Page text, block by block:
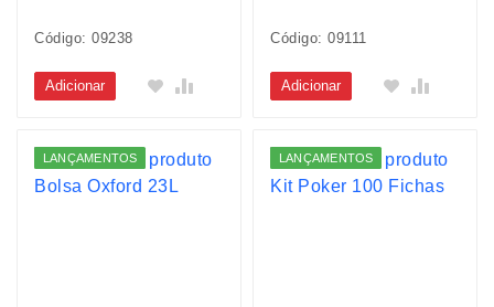
Código: 09238
Adicionar
Código: 09111
Adicionar
LANÇAMENTOS LANÇAMENTOS